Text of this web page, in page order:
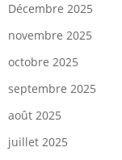
Décembre 2025
novembre 2025
octobre 2025
septembre 2025
août 2025
juillet 2025